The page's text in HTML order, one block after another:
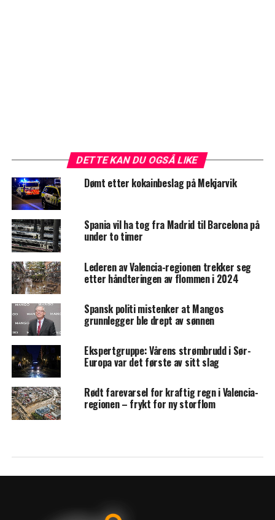
DETTE KAN DU OGSÅ LIKE
Dømt etter kokainbeslag på Mekjarvik
Spania vil ha tog fra Madrid til Barcelona på
under to timer
Lederen av Valencia-regionen trekker seg
etter håndteringen av flommen i 2024
Spansk politi mistenker at Mangos
grunnlegger ble drept av sønnen
Ekspertgruppe: Vårens strømbrudd i Sør-
Europa var det første av sitt slag
Rødt farevarsel for kraftig regn i Valencia-
regionen – frykt for ny storflom